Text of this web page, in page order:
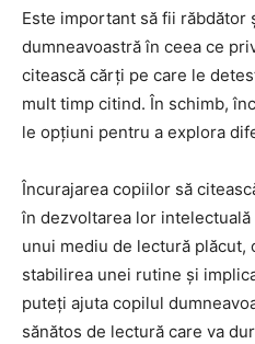
Este important să fii răbdător
dumneavoastră în ceea ce
citească cărți pe care le
mult timp citind. În schimb,
le opțiuni pentru a explora
Încurajarea copiilor să
în dezvoltarea lor
unui mediu de lectură
stabilirea unei rutine și
puteți ajuta copilul
sănătos de lectură care va